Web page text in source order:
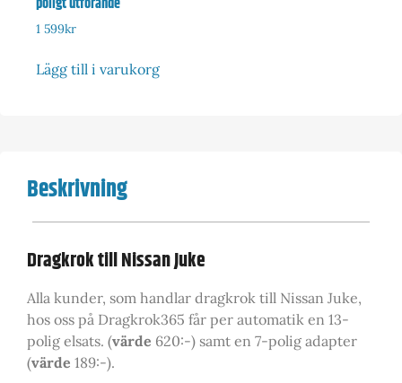
1 599kr
Lägg till i varukorg
Beskrivning
Dragkrok till Nissan Juke
Alla kunder, som handlar dragkrok till Nissan Juke,
hos oss på Dragkrok365 får per automatik en 13-
polig elsats. (värde 620:-) samt en 7-polig adapter
(värde 189:-).